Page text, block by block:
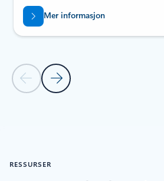
Forrige lysbildeNeste lysbilde
Mer informasjon
RESSURSER